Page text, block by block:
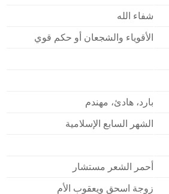
شفاء الله
الأقوياء والشجعان أو حكم قوي
بارد، هادئ، مهندم
الشهر السابع الإسلامية
أحمر الشعر مستشار
زوجة اسحق ويعقوب الأم